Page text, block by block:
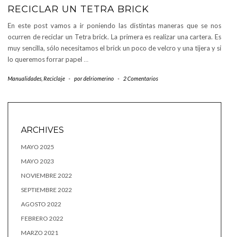
RECICLAR UN TETRA BRICK
En este post vamos a ir poniendo las distintas maneras que se nos
ocurren de reciclar un Tetra brick. La primera es realizar una cartera. Es
muy sencilla, sólo necesitamos el brick un poco de velcro y una tijera y si
lo queremos forrar papel …
Manualidades Reciclaje - pordelriomerino - 2 Comentarios
ARCHIVES
MAYO 2025
MAYO 2023
NOVIEMBRE 2022
SEPTIEMBRE 2022
AGOSTO 2022
FEBRERO 2022
MARZO 2021